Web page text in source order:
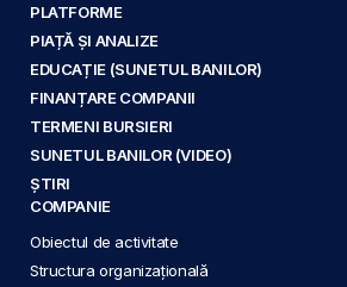
PLATFORME
PIAȚĂ ȘI ANALIZE
EDUCAȚIE (SUNETUL BANILOR)
FINANȚARE COMPANII
TERMENI BURSIERI
SUNETUL BANILOR (VIDEO)
ȘTIRI
COMPANIE
Obiectul de activitate
Structura organizațională